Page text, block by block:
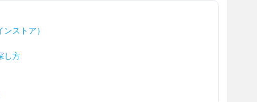
ストア）
し方